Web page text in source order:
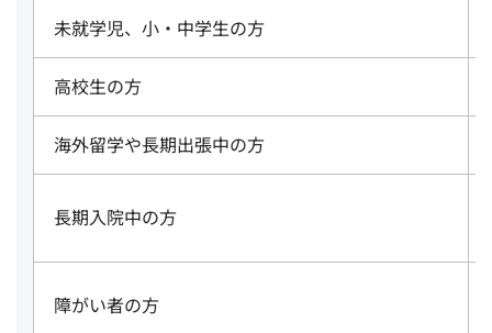
未就学児、小・中学生の方
高校生の方
海外留学や長期出張中の方
長期入院中の方
障がい者の方